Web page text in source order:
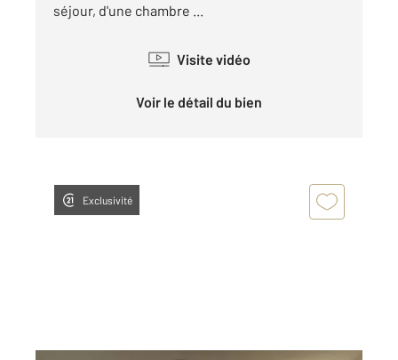
séjour, d'une chambre ...
Visite vidéo
Voir le détail du bien
Exclusivité